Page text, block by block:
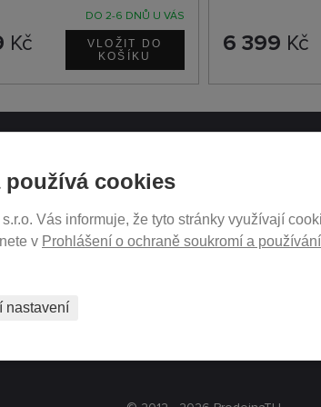
DO 2-6 DNŮ U VÁS
Kč 6 399 Kč
používá cookies
Vás informuje, že tyto stránky využívají
v Prohlášení o ochraně soukromí a
nastavení